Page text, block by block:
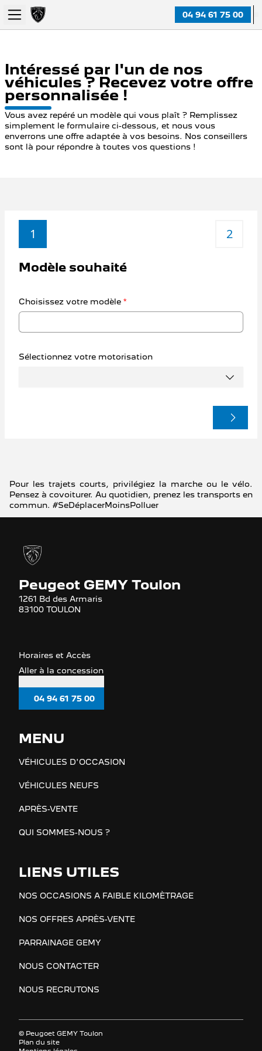
04 94 61 75 00
Intéressé par l'un de nos
véhicules ? Recevez votre offre
personnalisée !
Vous avez repéré un modèle qui vous plaît ? Remplissez
simplement le formulaire ci-dessous, et nous vous
enverrons une offre adaptée à vos besoins. Nos conseillers
sont là pour répondre à toutes vos questions !
1 2
Modèle souhaité
Choisissez votre modèle *
Sélectionnez votre motorisation
Pour les trajets courts, privilégiez la marche ou le vélo.
Pensez à covoiturer. Au quotidien, prenez les transports en
commun. #SeDéplacerMoinsPolluer
Peugeot GEMY Toulon
1261 Bd des Armaris
83100 TOULON
Horaires et Accès
Aller à la concession
04 94 61 75 00
MENU
VÉHICULES D'OCCASION
VÉHICULES NEUFS
APRÈS-VENTE
QUI SOMMES-NOUS ?
LIENS UTILES
NOS OCCASIONS A FAIBLE KILOMÈTRAGE
NOS OFFRES APRÈS-VENTE
PARRAINAGE GEMY
NOUS CONTACTER
NOUS RECRUTONS
© Peugoet GEMY Toulon
Plan du site